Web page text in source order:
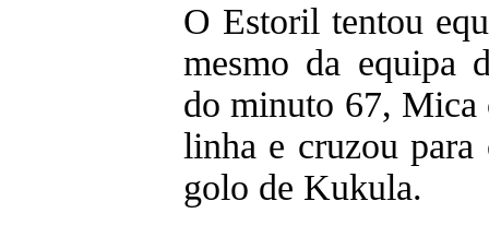
O Estoril tentou
mesmo da equipa
do minuto 67, Mica
linha e cruzou para
golo de Kukula.